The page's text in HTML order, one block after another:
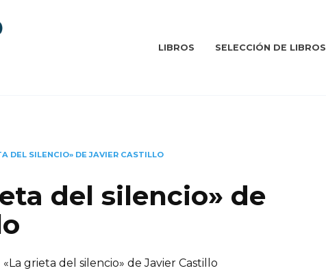
LIBROS SELECCIÓN DE LIBROS
DEL SILENCIO» DE JAVIER CASTILLO
del silencio» de
«La grieta del silencio» de Javier Castillo